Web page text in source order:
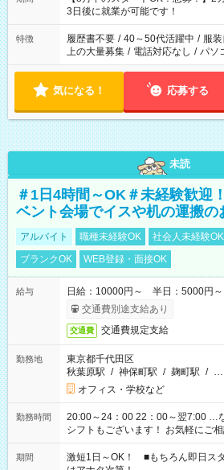
ね。 ※Wワーク希望の方へ 今ご覧のお仕事で希望する勤務時間
と、もう1つのお仕事の勤務時間。
合は応募できません。
3日後に就業が可能です！
特徴 履歴書不要 / 40～50代活躍中 / 服
上の大量募集 / 電話対応なし / パソ
気になる！ 応募する
未読
＃1日4時間～OK＃未経験歓迎
ベント会場でイスや机の運搬の
アルバイト 職種未経験OK 社会人未経験OK
ブランクOK
WEB登録・面接OK
給与
日給：10000円～ 半日：5000円
交通費別途支給あり
交通費 交通費規定支給
勤務地
東京都千代田区
秋葉原駅 / 神保町駅 / 麹町駅 / …
オフィス・学校など
勤務時間
20:00～24：00 22：00～翌7:00 …など1
シフトもございます！ お気軽にご相
期間
激短1日～OK！ ■もちろん即日ス